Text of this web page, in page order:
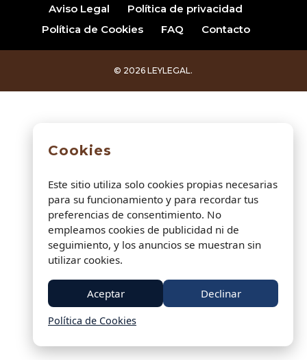
Aviso Legal
Política de privacidad
Política de Cookies
FAQ Contacto
© 2026 LEYLEGAL.
Cookies
Este sitio utiliza solo cookies propias necesarias
para su funcionamiento y para recordar tus
preferencias de consentimiento. No
empleamos cookies de publicidad ni de
seguimiento, y los anuncios se muestran sin
utilizar cookies.
Aceptar Declinar
Política de Cookies